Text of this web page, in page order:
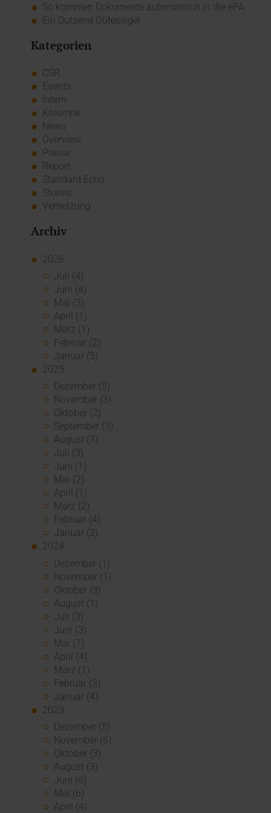
So kommen Dokumente automatisch in die ePA
Ein Dutzend Gütesiegel
Kategorien
CSR
Events
Intern
Kolumne
News
Overview
Presse
Report
Standard Echo
Stories
Vernetzung
Archiv
2026
Juli (4)
Juni (4)
Mai (3)
April (1)
März (1)
Februar (2)
Januar (5)
2025
Dezember (5)
November (3)
Oktober (2)
September (3)
August (3)
Juli (3)
Juni (1)
Mai (2)
April (1)
März (2)
Februar (4)
Januar (2)
2024
Dezember (1)
November (1)
Oktober (3)
August (1)
Juli (3)
Juni (3)
Mai (7)
April (4)
März (1)
Februar (3)
Januar (4)
2023
Dezember (5)
November (6)
Oktober (3)
August (3)
Juni (6)
Mai (6)
April (4)